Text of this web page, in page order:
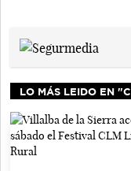
LO MÁS LEIDO EN